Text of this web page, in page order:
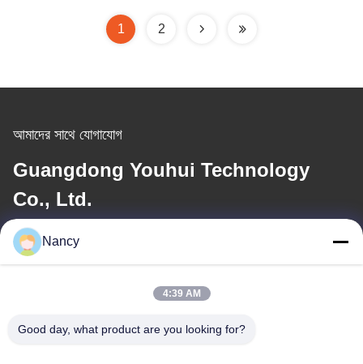
1 2
আমাদের সাথে যোগাযোগ
Guangdong Youhui Technology
Co., Ltd.
ই-মেইল
আমাদের ঠিকানা
Nancy
4:39 AM
Good day, what product are you looking for?